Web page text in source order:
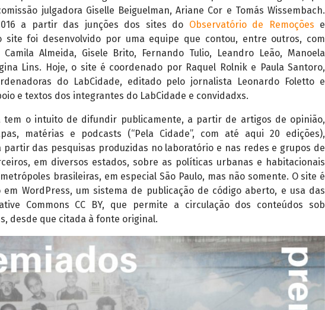
julgadora Giselle Beiguelman, Ariane Cor e Tomás Wissembach.
a partir das junções dos sites do Observatório de Remoções e
site foi desenvolvido por uma equipe que contou, entre outros, com
Almeida, Gisele Brito, Fernando Tulio, Leandro Leão, Manoela
Lins. Hoje, o site é coordenado por Raquel Rolnik e Paula Santoro,
do LabCidade, editado pelo jornalista Leonardo Foletto e
e textos dos integrantes do LabCidade e convidadxs.
tem o intuito de difundir publicamente, a partir de artigos de opinião,
matérias e podcasts (“Pela Cidade”, com até aqui 20 edições),
partir das pesquisas produzidas no laboratório e nas redes e grupos de
em diversos estados, sobre as políticas urbanas e habitacionais
brasileiras, em especial São Paulo, mas não somente. O site é
em WordPress, um sistema de publicação de código aberto, e usa das
Commons CC BY, que permite a circulação dos conteúdos sob
desde que citada à fonte original.